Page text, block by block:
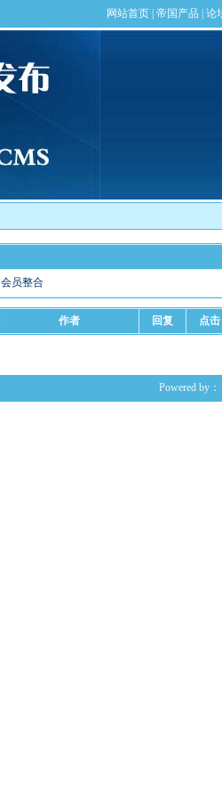
会员整合
作者 回复 点击
Powered by：